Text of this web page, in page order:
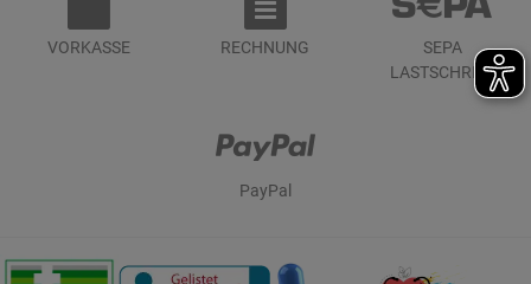
VORKASSE RECHNUNG
SEPA
LASTSCHRIFT
PayPal